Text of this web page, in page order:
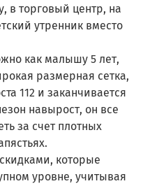
в торговый центр, на
утренник вместо
как малышу 5 лет,
размерная сетка,
112 и заканчивается
навырост, он все
за счет плотных
которые
уровне, учитывая